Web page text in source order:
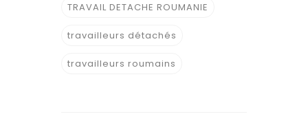
TRAVAIL DETACHE ROUMANIE
travailleurs détachés
travailleurs roumains